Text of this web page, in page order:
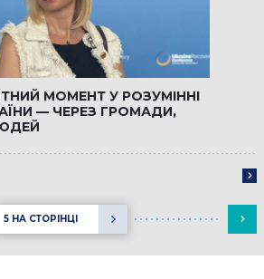
МОМЕНТ У РОЗУМІННІ
— ЧЕРЕЗ ГРОМАДИ,
5 НА СТОРІНЦІ